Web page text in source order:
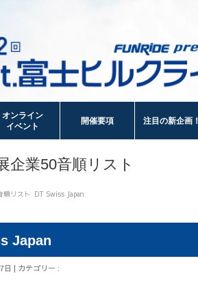
オンライン
イベント
開催要項 注目の新企画！
企業50音順リスト
順リスト DT Swiss Japan
Japan
日 | カテゴリー :